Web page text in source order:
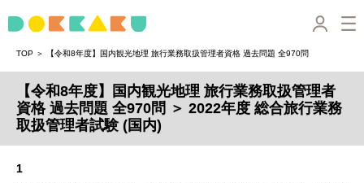
TOP ＞ 【令和8年度】国内観光地理 旅行業務取扱管理者資格 過去問題 全970問
【令和8年度】国内観光地理 旅行業務取扱管理者
資格 過去問題 全970問 ＞ 2022年度 総合旅行業務
取扱管理者試験 (国内)
1